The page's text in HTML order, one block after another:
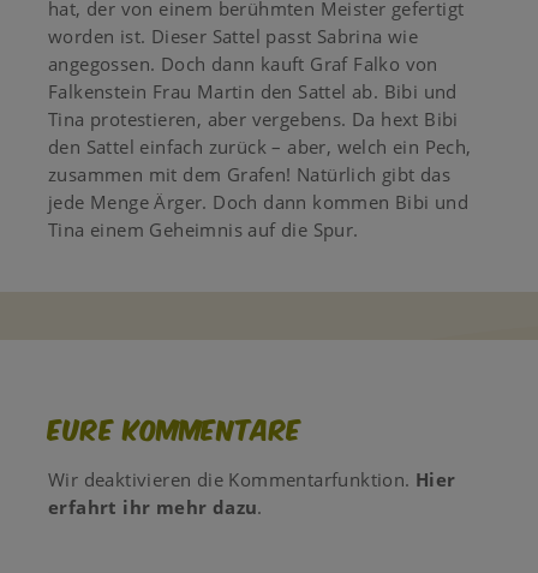
hat, der von einem berühmten Meister gefertigt
worden ist. Dieser Sattel passt Sabrina wie
angegossen. Doch dann kauft Graf Falko von
Falkenstein Frau Martin den Sattel ab. Bibi und
Tina protestieren, aber vergebens. Da hext Bibi
den Sattel einfach zurück – aber, welch ein Pech,
zusammen mit dem Grafen! Natürlich gibt das
jede Menge Ärger. Doch dann kommen Bibi und
Tina einem Geheimnis auf die Spur.
Eure Kommentare
Wir deaktivieren die Kommentarfunktion. Hier
erfahrt ihr mehr dazu.